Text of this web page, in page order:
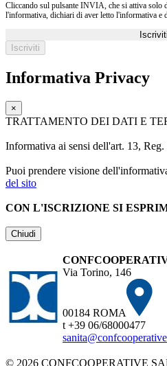
Cliccando sul pulsante INVIA, che si attiva
l'informativa, dichiari di aver letto l'informativa e
Iscriviti
Informativa Privacy
×
TRATTAMENTO DEI DATI E
Informativa ai sensi dell'art. 13,
Puoi prendere visione
del sito
CON L'ISCRIZIONE SI
Chiudi
Via Torino, 146
00184 ROMA
t +39 06/68000477
© 2026 CONFCOOPERATIVE